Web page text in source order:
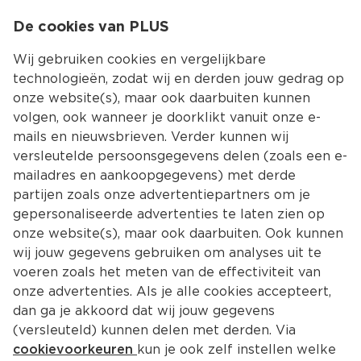
Kies jouw
Terug Producten
De cookies van PLUS
Wij gebruiken cookies en vergelijkbare
technologieën, zodat wij en derden jouw gedrag op
onze website(s), maar ook daarbuiten kunnen
volgen, ook wanneer je doorklikt vanuit onze e-
mails en nieuwsbrieven. Verder kunnen wij
versleutelde persoonsgegevens delen (zoals een e-
mailadres en aankoopgegevens) met derde
partijen zoals onze advertentiepartners om je
gepersonaliseerde advertenties te laten zien op
onze website(s), maar ook daarbuiten. Ook kunnen
wij jouw gegevens gebruiken om analyses uit te
voeren zoals het meten van de effectiviteit van
onze advertenties. Als je alle cookies accepteert,
dan ga je akkoord dat wij jouw gegevens
(versleuteld) kunnen delen met derden. Via
cookievoorkeuren kun je ook zelf instellen welke